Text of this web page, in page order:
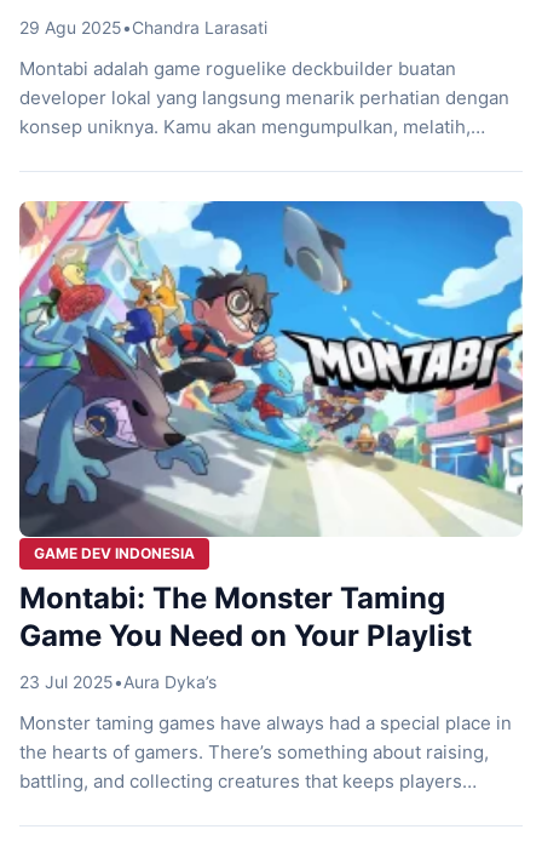
29 Agu 2025•Chandra Larasati
Montabi adalah game roguelike deckbuilder buatan
developer lokal yang langsung menarik perhatian dengan
konsep uniknya. Kamu akan mengumpulkan, melatih,
based dalam grid 3×3. Dengan strategi matang, tujuan
utamamu adalah menyelamatkan kota dari ancaman yang
terus mengintai. Perpaduan sistem koleksi makhluk dan
taktik pertempuran […]
GAME DEV INDONESIA
Montabi: The Monster Taming
Game You Need on Your Playlist
23 Jul 2025•Aura Dyka’s
Monster taming games have always had a special place in
the hearts of gamers. There’s something about raising,
battling, and collecting creatures that keeps players